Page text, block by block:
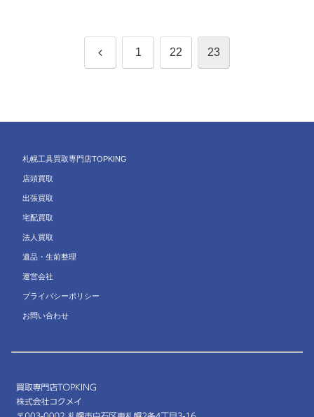
前 1 22 23
札幌工具買取専門店TOPKING
店頭買取
出張買取
宅配買取
法人買取
遺品・生前整理
運営会社
プライバシーポリシー
お問い合わせ